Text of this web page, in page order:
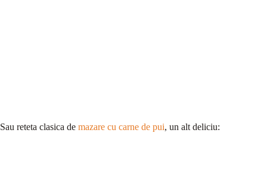
Sau reteta clasica de mazare cu carne de pui, un alt deliciu: